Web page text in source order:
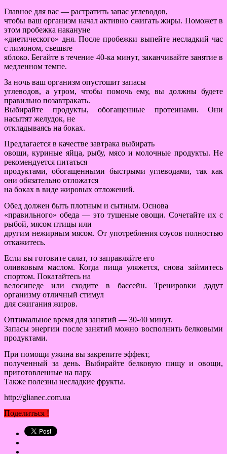
Главное для вас — растратить запас углеводов,
чтобы ваш организм начал активно сжигать жиры. Поможет в
этом пробежка накануне
«диетического» дня. После пробежки выпейте несладкий час
с лимоном, съешьте
яблоко. Бегайте в течение 40-ка минут, заканчивайте занятие в
медленном темпе.
За ночь ваш организм опустошит запасы
углеводов, а утром, чтобы помочь ему, вы должны будете
правильно позавтракать.
Выбирайте продукты, обогащенные протеинами. Они
насытят желудок, не
откладываясь на боках.
Предлагается в качестве завтрака выбирать
овощи, куриные яйца, рыбу, мясо и молочные продукты. Не
рекомендуется питаться
продуктами, обогащенными быстрыми углеводами, так как
они обязательно отложатся
на боках в виде жировых отложений.
Обед должен быть плотным и сытным. Основа
«правильного» обеда — это тушеные овощи. Сочетайте их с
рыбой, мясом птицы или
другим нежирным мясом. От употребления соусов полностью
откажитесь.
Если вы готовите салат, то заправляйте его
оливковым маслом. Когда пища уляжется, снова займитесь
спортом. Покатайтесь на
велосипеде или сходите в бассейн. Тренировки дадут
организму отличный стимул
для сжигания жиров.
Оптимальное время для занятий — 30-40 минут.
Запасы энергии после занятий можно восполнить белковыми
продуктами.
При помощи ужина вы закрепите эффект,
полученный за день. Выбирайте белковую пищу и овощи,
приготовленные на пару.
Также полезны несладкие фрукты.
http://glianec.com.ua
Поделиться !